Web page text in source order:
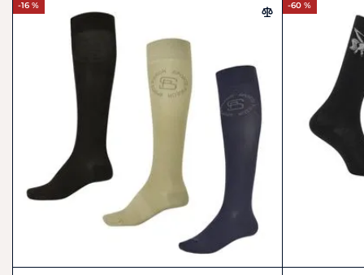
+49 8086 933-100
info@kerbl.com
-16 % -60 %